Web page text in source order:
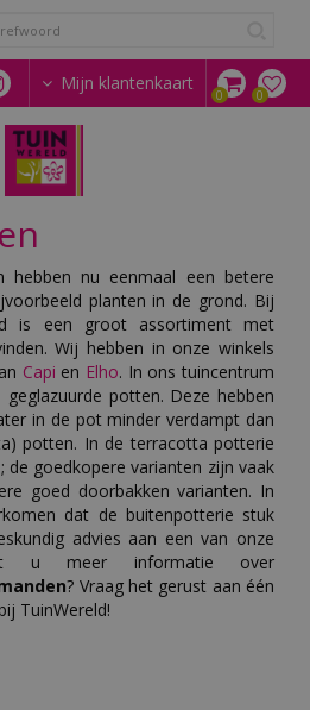
Mijn klantenkaart
hebben nu eenmaal een betere
planten in de grond. Bij
is een groot assortiment met
Wij hebben in onze winkels
Capi en Elho. In ons tuincentrum
potten. Deze hebben
in de pot minder verdampt dan
potten. In de terracotta potterie
de goedkopere varianten zijn vaak
goed doorbakken varianten. In
dat de buitenpotterie stuk
advies aan een van onze
u meer informatie over
? Vraag het gerust aan één
TuinWereld!